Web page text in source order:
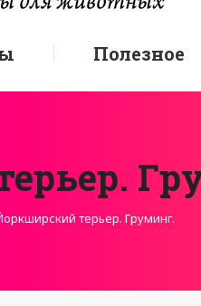
Полезное
терьер. Груминг.